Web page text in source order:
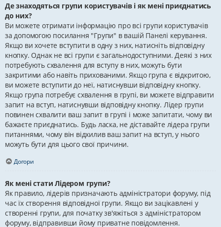
Де знаходяться групи користувачів і як мені приєднатись
до них?
Ви можете отримати інформацію про всі групи користувачів
за допомогою посилання "Групи" в вашій Панелі керування.
Якщо ви хочете вступити в одну з них, натисніть відповідну
кнопку. Однак не всі групи є загальнодоступними. Деякі з них
потребують схвалення для вступу в них, можуть бути
закритими або навіть прихованими. Якщо група є відкритою,
ви можете вступити до неї, натиснувши відповідну кнопку.
Якщо група потребує схвалення в групі, ви можете відправити
запит на вступ, натиснувши відповідну кнопку. Лідер групи
повинен схвалити ваш запит в групі і може запитати, чому ви
бажаєте приєднатись. Будь ласка, не діставайте лідера групи
питаннями, чому він відхилив ваш запит на вступ, у нього
можуть бути для цього свої причини.
Догори
Як мені стати Лідером групи?
Як правило, лідерів призначають адміністратори форуму, під
час їх створення відповідної групи. Якщо ви зацікавлені у
створенні групи, для початку зв'яжіться з адміністратором
форуму, відправивши йому приватне повідомлення.